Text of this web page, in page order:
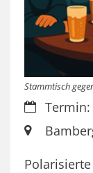
Stammtisch
Datum:Termin:
Ort: